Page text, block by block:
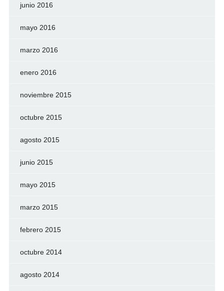
junio 2016
mayo 2016
marzo 2016
enero 2016
noviembre 2015
octubre 2015
agosto 2015
junio 2015
mayo 2015
marzo 2015
febrero 2015
octubre 2014
agosto 2014